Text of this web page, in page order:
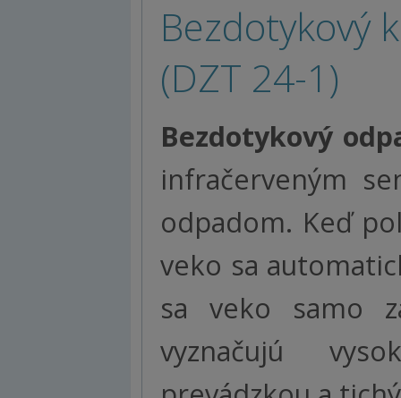
Bezdotykový
(DZT 24-1)
Bezdotykový
infračerveným
odpadom. Keď
veko sa
sa veko samo
vyznačujú